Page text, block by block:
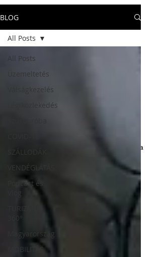
A turizmus, a szállodaipar, a mobilitás és a
vendéglátás szakértői szemmel.
BLOG
All Posts
Üzemeltetés
Válságkezelés
Légiközlekedés
SZÁLLODÁK
VENDÉGLÁTÁS
Podcast és
Vlog
TURIZMUS
360°
Magyarország
MOBILITÁS
All Posts